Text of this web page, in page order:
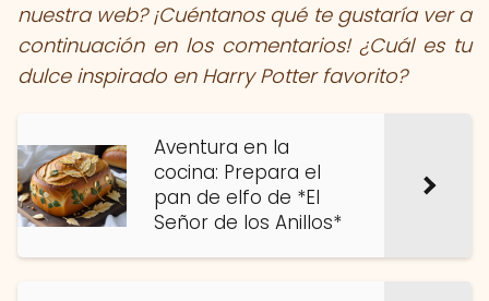
nuestra web? ¡Cuéntanos qué te gustaría ver a
continuación en los comentarios! ¿Cuál es tu
dulce inspirado en Harry Potter favorito?
Aventura en la
cocina: Prepara el
pan de elfo de *El
Señor de los Anillos*